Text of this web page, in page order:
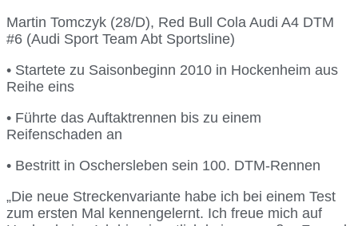
Martin Tomczyk (28/D), Red Bull Cola Audi A4 DTM
#6 (Audi Sport Team Abt Sportsline)
• Startete zu Saisonbeginn 2010 in Hockenheim aus
Reihe eins
• Führte das Auftaktrennen bis zu einem
Reifenschaden an
• Bestritt in Oschersleben sein 100. DTM-Rennen
„Die neue Streckenvariante habe ich bei einem Test
zum ersten Mal kennengelernt. Ich freue mich auf